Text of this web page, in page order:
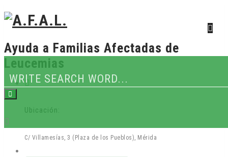
Ayuda a Familias Afectadas de
Leucemias
Ubicación:
C/ Villamesías, 3 (Plaza de los Pueblos), Mérida